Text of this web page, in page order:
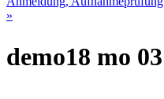
»
demo18 mo